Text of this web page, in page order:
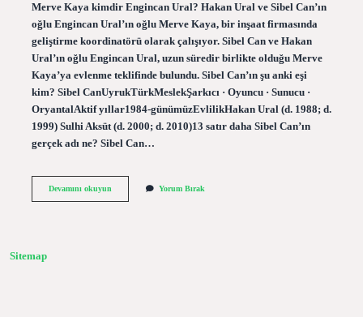
Merve Kaya kimdir Engincan Ural? Hakan Ural ve Sibel Can’ın
oğlu Engincan Ural’ın oğlu Merve Kaya, bir inşaat firmasında
geliştirme koordinatörü olarak çalışıyor. Sibel Can ve Hakan
Ural’ın oğlu Engincan Ural, uzun süredir birlikte olduğu Merve
Kaya’ya evlenme teklifinde bulundu. Sibel Can’ın şu anki eşi
kim? Sibel CanUyrukTürkMeslekŞarkıcı · Oyuncu · Sunucu ·
OryantalAktif yıllar1984-günümüzEvlilikHakan Ural (d. 1988; d.
1999) Sulhi Aksüt (d. 2000; d. 2010)13 satır daha Sibel Can’ın
gerçek adı ne? Sibel Can…
Devamını okuyunMerve
Yorum Bırak
Sitemap